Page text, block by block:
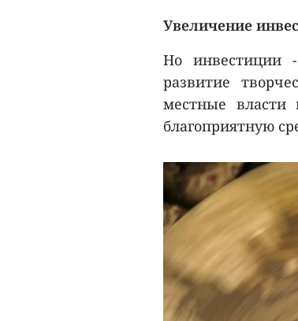
Увеличение
Но инвестиции
развитие
местные власти
благоприятную